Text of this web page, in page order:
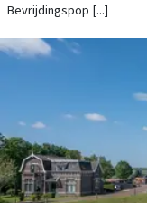
Bevrijdingspop [...]